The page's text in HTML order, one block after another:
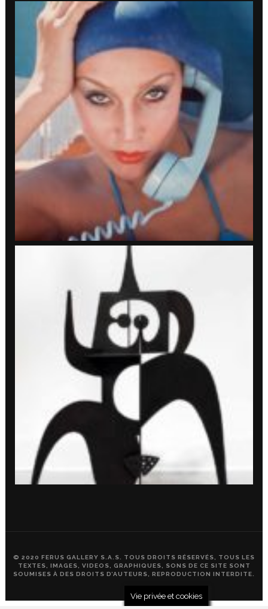
© 2020 FERUS GALLERY S.A.S. TOUS DROITS RÉSERVÉS, TOUS LES
TEXTES, IMAGES, VIDEOS, GRAPHIQUES, SONS DE CE SITE SONT
SOUMISES À DES DROITS D’AUTEURS, REPRODUCTION INTERDITE.
Vie privée et cookies